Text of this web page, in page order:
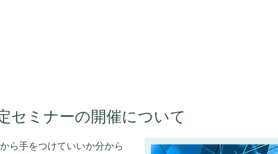
セミナーの開催について
ら手をつけていいか分から